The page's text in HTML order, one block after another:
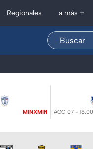
Regionales a más +
MINXMIN AGO 07 - 18:00